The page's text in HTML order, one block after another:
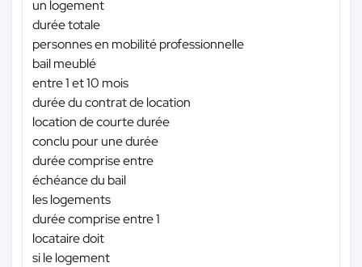
un logement
durée totale
personnes en mobilité professionnelle
bail meublé
entre 1 et 10 mois
durée du contrat de location
location de courte durée
conclu pour une durée
durée comprise entre
échéance du bail
les logements
durée comprise entre 1
locataire doit
si le logement